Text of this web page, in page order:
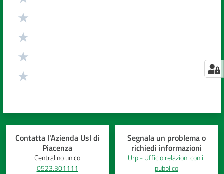
Contatta l'Azienda Usl di
Piacenza
Centralino unico
0523.301111
Segnala un problema o
richiedi informazioni
Urp - Ufficio relazioni con il
pubblico